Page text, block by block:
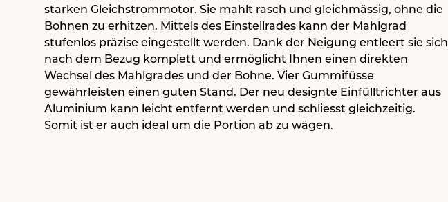
starken Gleichstrommotor. Sie mahlt rasch und gleichmässig, ohne die
Bohnen zu erhitzen. Mittels des Einstellrades kann der Mahlgrad
stufenlos präzise eingestellt werden. Dank der Neigung entleert sie sich
nach dem Bezug komplett und ermöglicht Ihnen einen direkten
Wechsel des Mahlgrades und der Bohne. Vier Gummifüsse
gewährleisten einen guten Stand. Der neu designte Einfülltrichter aus
Aluminium kann leicht entfernt werden und schliesst gleichzeitig.
Somit ist er auch ideal um die Portion ab zu wägen.